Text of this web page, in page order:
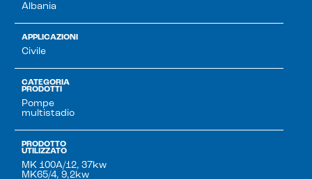
Albania
APPLICAZIONI
Civile
CATEGORIA
PRODOTTI
Pompe
multistadio
PRODOTTO
UTILIZZATO
MK 100A/12, 37kw
MK65/4, 9,2kw